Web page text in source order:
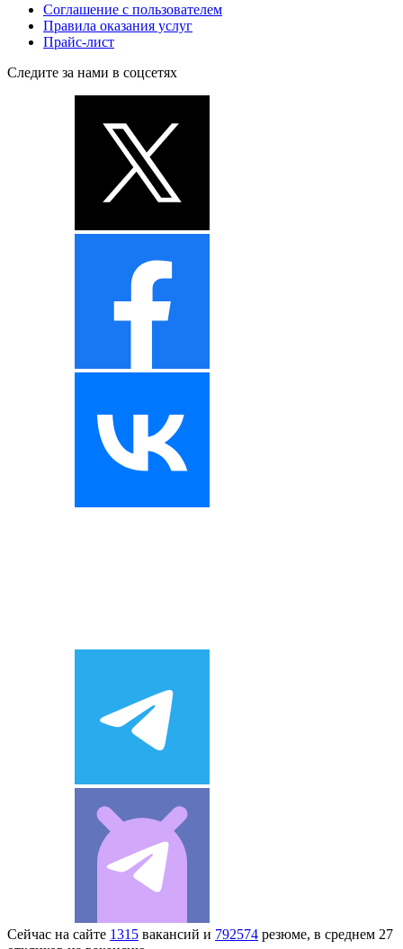
Соглашение с пользователем
Правила оказания услуг
Прайс-лист
Следите за нами в соцсетях
Сейчас на сайте 1315 вакансий и 792574 резюме, в среднем 27